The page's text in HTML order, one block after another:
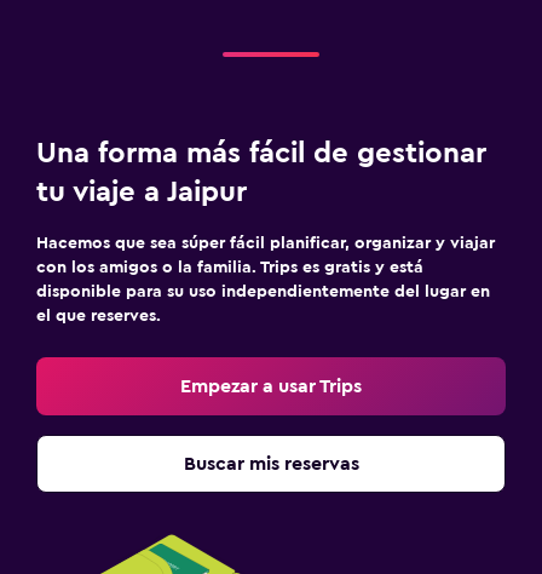
Una forma más fácil de gestionar
tu viaje a Jaipur
Hacemos que sea súper fácil planificar, organizar y viajar
con los amigos o la familia. Trips es gratis y está
disponible para su uso independientemente del lugar en
el que reserves.
Empezar a usar Trips
Buscar mis reservas